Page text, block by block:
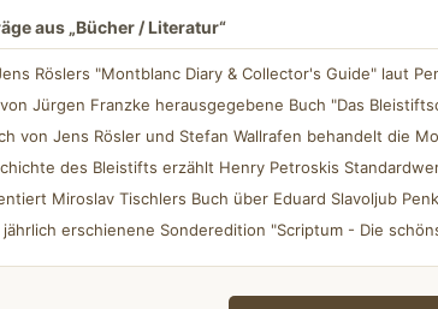
aus „Bücher / Literatur“
Röslers "Montblanc Diary & Collector's Guide" laut
Jürgen Franzke herausgegebene Buch "Das
von Jens Rösler und Stefan Wallrafen behandelt die
des Bleistifts erzählt Henry Petroskis
Miroslav Tischlers Buch über Eduard Slavoljub
jährlich erschienene Sonderedition "Scriptum - Die